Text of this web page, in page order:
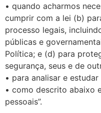
• quando acharmos
cumprir com a lei (b)
processo legais,
públicas e
Política; e (d) para
segurança, seus e de
• para analisar e
• como descrito abaixo
pessoais”.